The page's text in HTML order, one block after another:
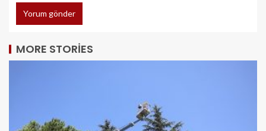
MORE STORIES